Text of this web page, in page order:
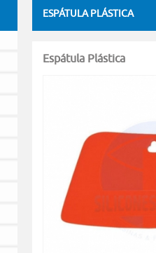
ESPÁTULA PLÁSTICA
Espátula Plástica